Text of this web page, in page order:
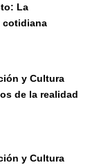
La
cotidiana
y Cultura
de la realidad
y Cultura